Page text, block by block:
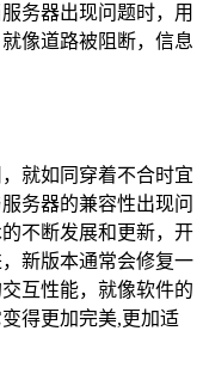
务器出现问题时，用
像道路被阻断，信息
就如同穿着不合时宜
务器的兼容性出现问
不断发展和更新，开
新版本通常会修复一
互性能，就像软件的
得更加完美,更加适